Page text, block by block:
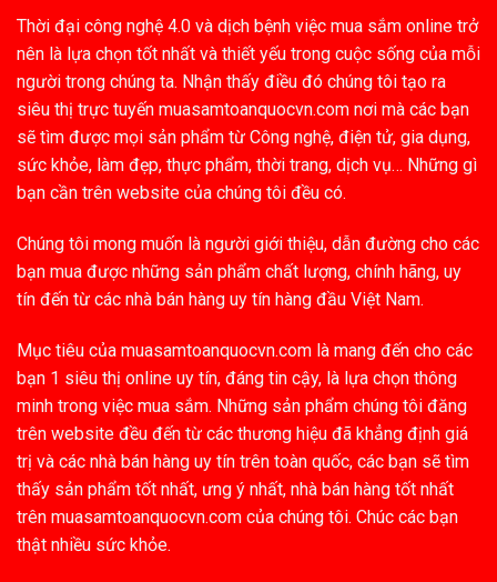
Thời đại công nghệ 4.0 và dịch bệnh việc mua sắm online trở
nên là lựa chọn tốt nhất và thiết yếu trong cuộc sống của mỗi
người trong chúng ta. Nhận thấy điều đó chúng tôi tạo ra
siêu thị trực tuyến muasamtoanquocvn.com nơi mà các bạn
sẽ tìm được mọi sản phẩm từ Công nghệ, điện tử, gia dụng,
sức khỏe, làm đẹp, thực phẩm, thời trang, dịch vụ… Những gì
bạn cần trên website của chúng tôi đều có.
Chúng tôi mong muốn là người giới thiệu, dẫn đường cho các
bạn mua được những sản phẩm chất lượng, chính hãng, uy
tín đến từ các nhà bán hàng uy tín hàng đầu Việt Nam.
Mục tiêu của muasamtoanquocvn.com là mang đến cho các
bạn 1 siêu thị online uy tín, đáng tin cậy, là lựa chọn thông
minh trong việc mua sắm. Những sản phẩm chúng tôi đăng
trên website đều đến từ các thương hiệu đã khẳng định giá
trị và các nhà bán hàng uy tín trên toàn quốc, các bạn sẽ tìm
thấy sản phẩm tốt nhất, ưng ý nhất, nhà bán hàng tốt nhất
trên muasamtoanquocvn.com của chúng tôi. Chúc các bạn
thật nhiều sức khỏe.